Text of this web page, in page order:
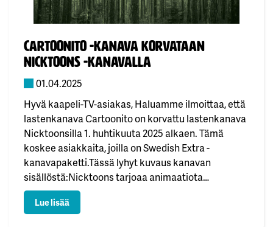
Cartoonito -kanava korvataan
Nicktoons -kanavalla
Julkaistu:
01.04.2025
Hyvä kaapeli-TV-asiakas, Haluamme ilmoittaa, että
lastenkanava Cartoonito on korvattu lastenkanava
Nicktoonsilla 1. huhtikuuta 2025 alkaen. Tämä
koskee asiakkaita, joilla on Swedish Extra -
kanavapaketti.Tässä lyhyt kuvaus kanavan
sisällöstä:Nicktoons tarjoaa animaatiota
parhaimmillaan. Sisältö sopii 4–10-vuotiaille
lapsille ja kaikille, jotka rakastavat piirrettyjä. Tällä
Lue lisää